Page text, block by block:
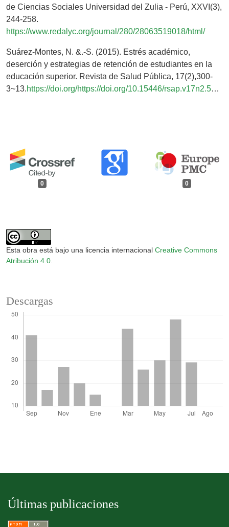
0 0
de Ciencias Sociales Universidad del Zulia - Perú, XXVI(3),
244-258.
https://www.redalyc.org/journal/280/28063519018/html/
Suárez-Montes, N. &.-S. (2015). Estrés académico,
deserción y estrategias de retención de estudiantes en la
educación superior. Revista de Salud Pública, 17(2),300-
3~13.https://doi.org/https://doi.org/10.15446/rsap.v17n2.52891
Esta obra está bajo una licencia internacional Creative Commons
Atribución 4.0.
Descargas
Últimas publicaciones